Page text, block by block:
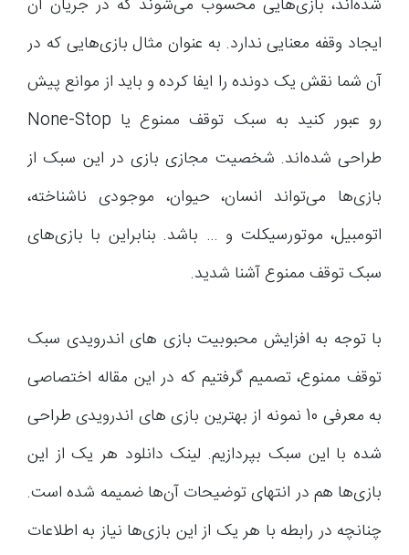
شده‌اند، بازی‌هایی محسوب می‌شوند که در جریان آن
ایجاد وقفه معنایی ندارد. به عنوان مثال بازی‌هایی که در
آن شما نقش یک دونده را ایفا کرده و باید از موانع پیش
رو عبور کنید به سبک توقف ممنوع یا None-Stop
طراحی شده‌اند. شخصیت مجازی بازی در این سبک از
بازی‌ها می‌تواند انسان، حیوان، موجودی ناشناخته،
اتومبیل، موتورسیکلت و … باشد. بنابراین با بازی‌های
سبک توقف ممنوع آشنا شدید.
با توجه به افزایش محبوبیت بازی های اندرویدی سبک
توقف ممنوع، تصمیم گرفتیم که در این مقاله اختصاصی
به معرفی 10 نمونه از بهترین بازی های اندرویدی طراحی
شده با این سبک بپردازیم. لینک دانلود هر یک از این
بازی‌ها هم در انتهای توضیحات آن‌ها ضمیمه شده است.
چنانچه در رابطه با هر یک از این بازی‌ها نیاز به اطلاعات